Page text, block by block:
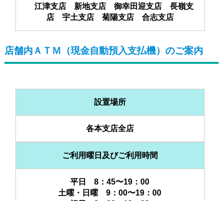
江津支店 新地支店 御幸田迎支店 長嶺支
店 宇土支店 菊陽支店 合志支店
店舗内ＡＴＭ（現金自動預入支払機）のご案内
設置場所
各本支店全店
ご利用曜日及びご利用時間
平日 8：45〜19：00
土曜・日曜 9：00〜19：00